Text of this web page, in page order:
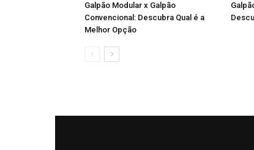
Galpão Modular x Galpão
Convencional: Descubra Qual é a
Melhor Opção